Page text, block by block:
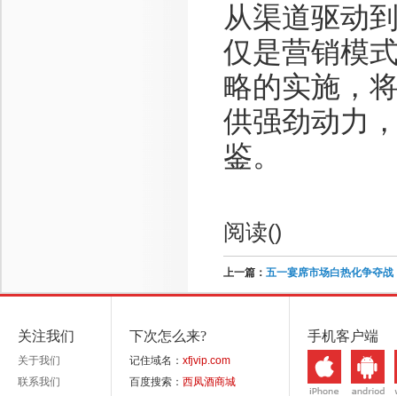
从渠道驱动
仅是营销模
略的实施，
供强劲动力
鉴。
阅读()
上一篇： 五一宴席市场白热化争夺
关注我们
关于我们
联系我们
下次怎么来?
记住域名： xfjvip.com
百度搜索： 西凤酒商城
手机客户端